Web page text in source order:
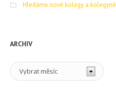
Hledáme nové kolegy a kolegyně
ARCHIV
Archiv